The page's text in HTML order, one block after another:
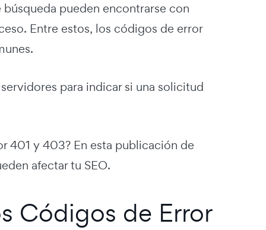
pueden encontrarse con
Entre estos, los códigos de error
para indicar si una solicitud
401 y 403? En esta publicación de
afectar tu SEO.
Códigos de Error